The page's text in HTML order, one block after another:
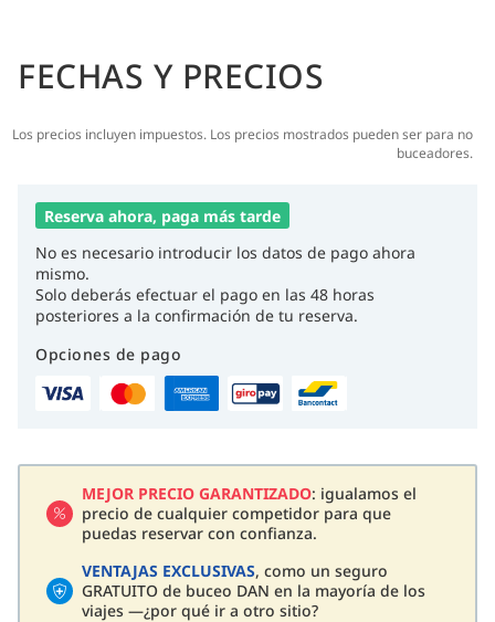
FECHAS Y PRECIOS
Los precios incluyen impuestos. Los precios mostrados pueden ser para no
buceadores.
Reserva ahora, paga más tarde
No es necesario introducir los datos de pago ahora
mismo.
Solo deberás efectuar el pago en las 48 horas
posteriores a la confirmación de tu reserva.
Opciones de pago
MEJOR PRECIO GARANTIZADO: igualamos el
precio de cualquier competidor para que
puedas reservar con confianza.
VENTAJAS EXCLUSIVAS, como un seguro
GRATUITO de buceo DAN en la mayoría de los
viajes —¿por qué ir a otro sitio?